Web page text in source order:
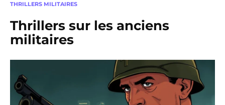
THRILLERS MILITAIRES
Thrillers sur les anciens
militaires